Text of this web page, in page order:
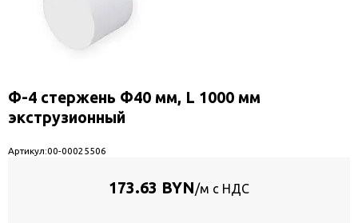
Ф-4 стержень Ф40 мм, L 1000 мм
экструзионный
Артикул:00-00025506
173.63 BYN/м с НДС